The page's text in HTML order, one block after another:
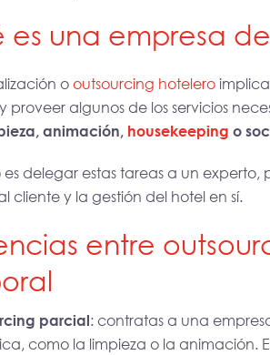
es una empresa
o outsourcing hotelero
proveer algunos de los servicios
animación, housekeeping o
es delegar estas tareas a un
cliente y la gestión del hotel en sí.
entre
parcial: contratas a una
como la limpieza o la animación.